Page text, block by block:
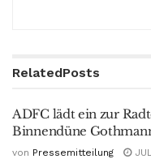
RelatedPosts
ADFC lädt ein zur
Binnendüne
von Pressemitteilung